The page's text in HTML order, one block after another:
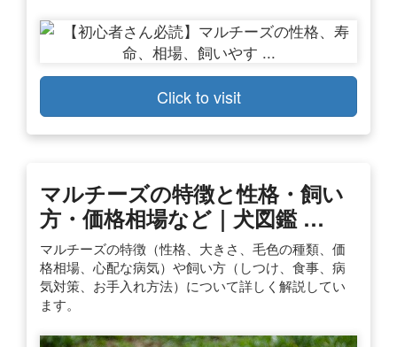
Click to visit
マルチーズの特徴と性格・飼い
方・価格相場など｜犬図鑑 …
マルチーズの特徴（性格、大きさ、毛色の種類、価
格相場、心配な病気）や飼い方（しつけ、食事、病
気対策、お手入れ方法）について詳しく解説してい
ます。